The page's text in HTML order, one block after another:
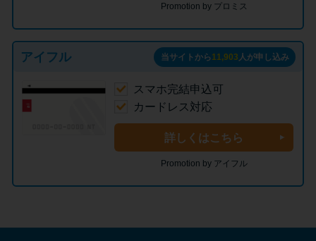
Promotion by プロミス
アイフル 当サイトから11,903 人が申し込み
スマホ完結申込可
カードレス対応
詳しくはこちら
Promotion by アイフル